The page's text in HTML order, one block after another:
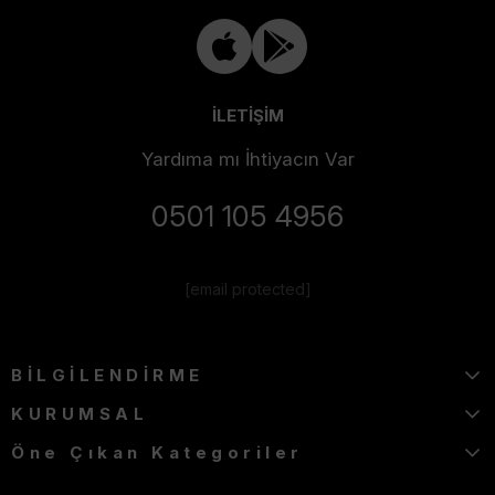
İLETİŞİM
Yardıma mı İhtiyacın Var
0501 105 4956
[email protected]
BİLGİLENDİRME
KURUMSAL
Öne Çıkan Kategoriler